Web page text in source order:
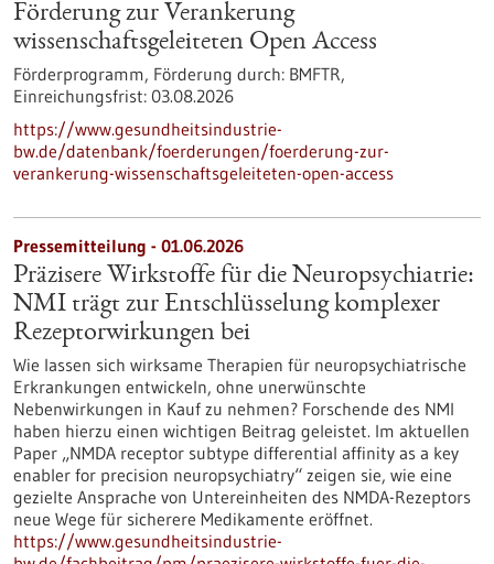
Förderung zur Verankerung
wissenschaftsgeleiteten Open Access
Förderprogramm, Förderung durch: BMFTR,
Einreichungsfrist: 03.08.2026
https://www.gesundheitsindustrie-
bw.de/datenbank/foerderungen/foerderung-zur-
verankerung-wissenschaftsgeleiteten-open-access
Pressemitteilung - 01.06.2026
Präzisere Wirkstoffe für die Neuropsychiatrie:
NMI trägt zur Entschlüsselung komplexer
Rezeptorwirkungen bei
Wie lassen sich wirksame Therapien für neuropsychiatrische
Erkrankungen entwickeln, ohne unerwünschte
Nebenwirkungen in Kauf zu nehmen? Forschende des NMI
haben hierzu einen wichtigen Beitrag geleistet. Im aktuellen
Paper „NMDA receptor subtype differential affinity as a key
enabler for precision neuropsychiatry“ zeigen sie, wie eine
gezielte Ansprache von Untereinheiten des NMDA-Rezeptors
neue Wege für sicherere Medikamente eröffnet.
https://www.gesundheitsindustrie-